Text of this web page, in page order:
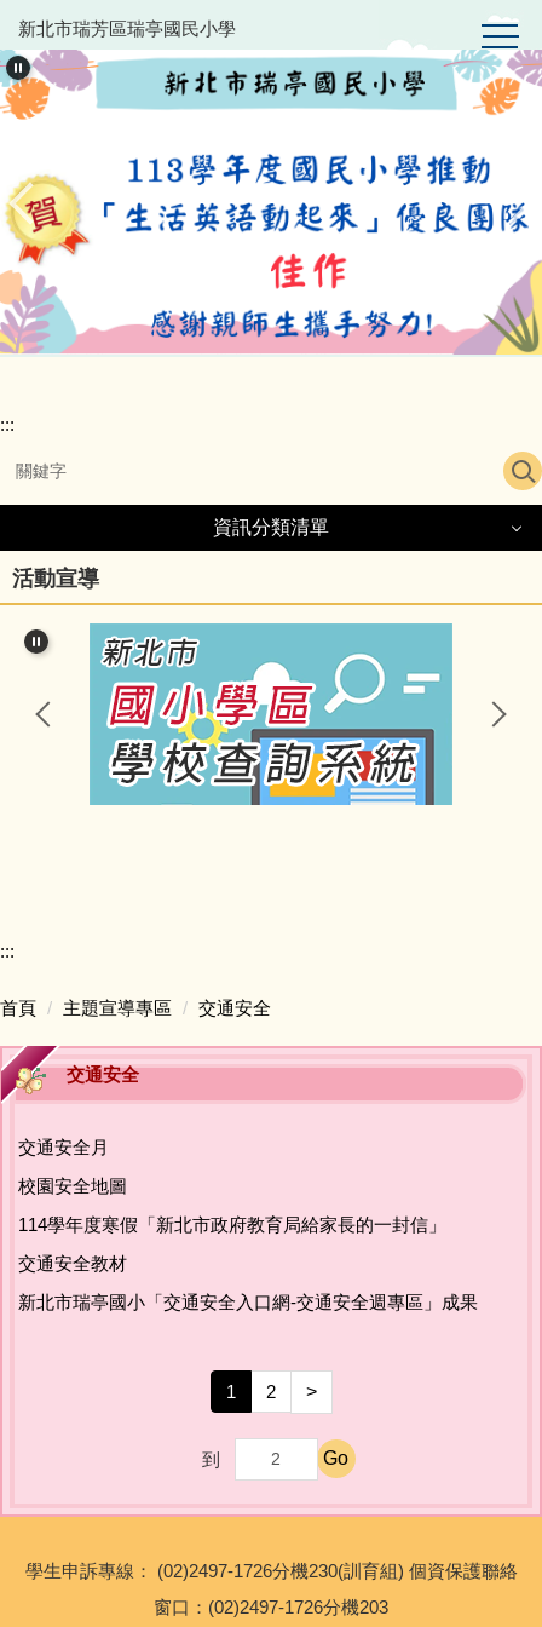
跳
到
主
要
內
區
新北市瑞芳區瑞亭國民小學
:::
資訊分類清單
行政團隊
榮譽事項與學校相關訊息
瑞亭國小臺灣母語日網站
瑞亭臺灣母語資源連結
防疫資訊與停課不停學專區
主題宣導專區
健康宣導專區
活動宣導
:::
首頁 主題宣導專區 交通安全
交通安全
交通安全月
校園安全地圖
114學年度寒假「新北市政府教育局給家長的一封信」
交通安全教材
新北市瑞亭國小「交通安全入口網-交通安全週專區」成果
1 2 >
到 Go
學生申訴專線： (02)2497-1726分機230(訓育組) 個資保護聯絡
窗口：(02)2497-1726分機203